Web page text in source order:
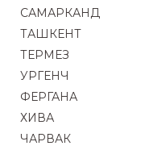
САМАРКАНД
ТАШКЕНТ
ТЕРМЕЗ
УРГЕНЧ
ФЕРГАНА
ХИВА
ЧАРВАК